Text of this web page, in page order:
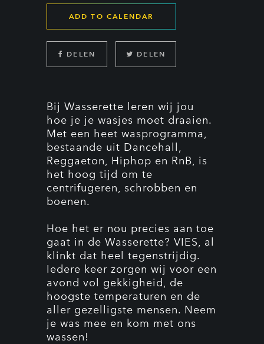
ADD TO CALENDAR
DELEN DELEN
Bij Wasserette leren wij jou
hoe je je wasjes moet draaien.
Met een heet wasprogramma,
bestaande uit Dancehall,
Reggaeton, Hiphop en RnB, is
het hoog tijd om te
centrifugeren, schrobben en
boenen.
Hoe het er nou precies aan toe
gaat in de Wasserette? VIES, al
klinkt dat heel tegenstrijdig.
Iedere keer zorgen wij voor een
avond vol gekkigheid, de
hoogste temperaturen en de
aller gezelligste mensen. Neem
je was mee en kom met ons
wassen!